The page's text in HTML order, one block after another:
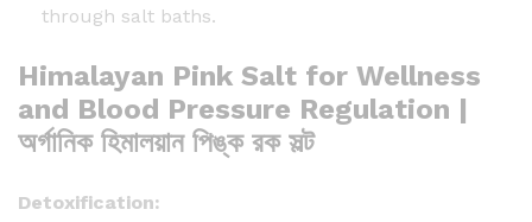
through salt baths.
Himalayan Pink Salt for Wellness
and Blood Pressure Regulation |
অর্গানিক হিমালয়ান পিঙ্ক রক সল্ট
Detoxification: